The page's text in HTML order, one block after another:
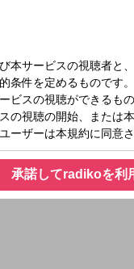
になろう！なんとかなるよ
』、
マヤス』、
カル『京太朗』
しい時間をお届けします！
承諾してradikoを利